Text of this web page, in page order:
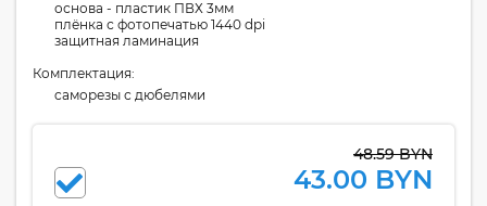
основа - пластик ПВХ 3мм
плёнка с фотопечатью 1440 dpi
защитная ламинация
Комплектация:
cаморезы с дюбелями
48.59 BYN
43.00 BYN